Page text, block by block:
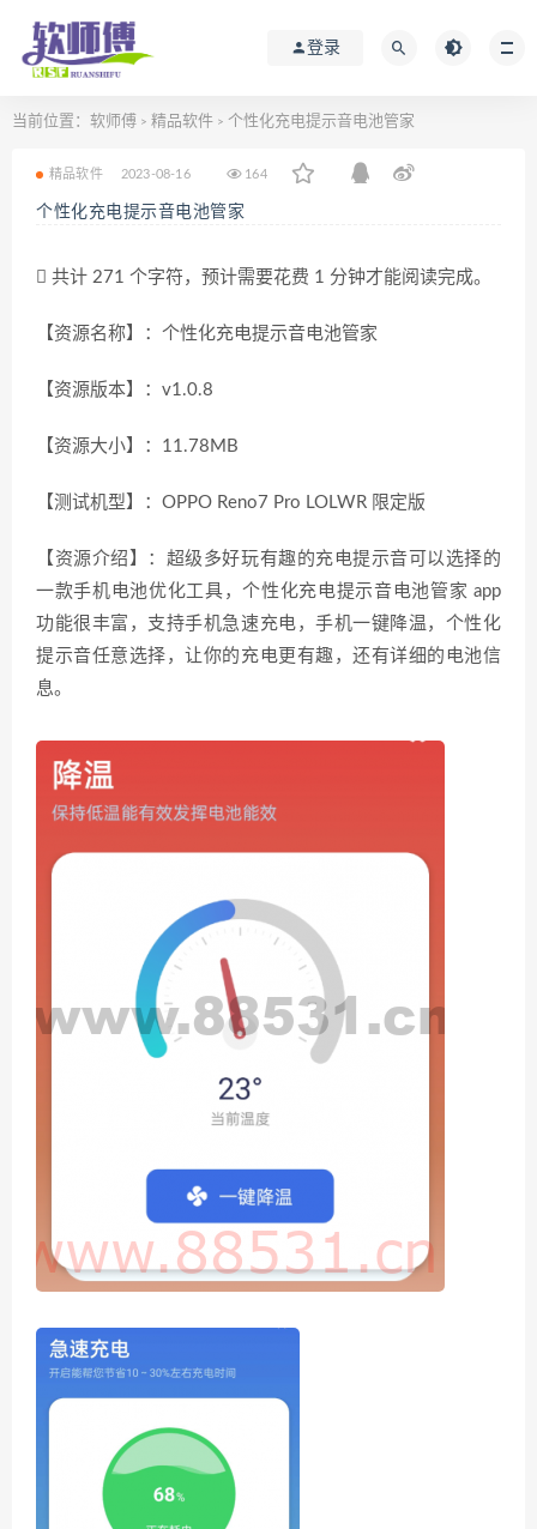
登录
当前位置： 软师傅 > 精品软件 > 个性化充电提示音电池管家
精品软件 2023-08-16 164
个性化充电提示音电池管家
共计 271 个字符，预计需要花费 1 分钟才能阅读完成。
【资源名称】：个性化充电提示音电池管家
【资源版本】：v1.0.8
【资源大小】：11.78MB
【测试机型】：OPPO Reno7 Pro LOLWR 限定版
【资源介绍】：超级多好玩有趣的充电提示音可以选择的
一款手机电池优化工具，个性化充电提示音电池管家 app
功能很丰富，支持手机急速充电，手机一键降温，个性化
提示音任意选择，让你的充电更有趣，还有详细的电池信
息。